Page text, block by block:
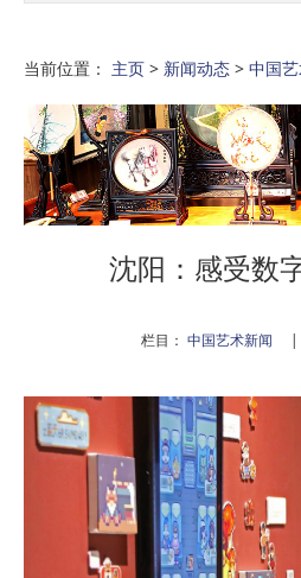
当前位置： 主页 > 新闻动态 > 中国
沈阳：感受数
栏目： 中国艺术新闻